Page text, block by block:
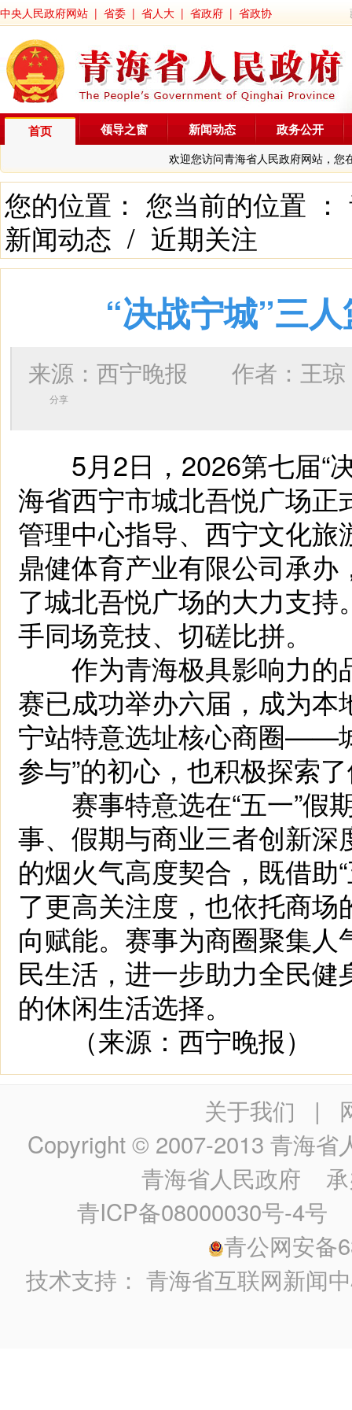
中央人民政府网站 | 省委 | 省人大 | 省政府 | 省政协
首页
欢迎您访问青海省人民政府网站，您
领导之窗 新闻动态 政务公开
您的位置： 您当前的位置 ：
新闻动态 / 近期关注
“决战宁城”三
来源：西宁晚报 作者： 王琼
分享
5月2日，2026第七届“决
海省西宁市城北吾悦广场
管理中心指导、西宁文化
鼎健体育产业有限公司承
了城北吾悦广场的大力支
手同场竞技、切磋比拼。
作为青海极具影响力的
赛已成功举办六届，成为
宁站特意选址核心商圈——
参与”的初心，也积极探索
赛事特意选在“五一”假
事、假期与商业三者创新
的烟火气高度契合，既借助
了更高关注度，也依托商
向赋能。赛事为商圈聚集
民生活，进一步助力全民健
的休闲生活选择。
（来源：西宁晚报）
关于我们 |
Copyright © 2007-2013 青海省
青海省人民政府 承
青ICP备08000030号-4号
青公网安备
技术支持：青海省互联网新闻